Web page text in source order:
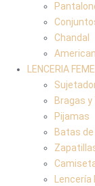
Chandal
LENCERIA
Bragas y
Pijamas
Batas de